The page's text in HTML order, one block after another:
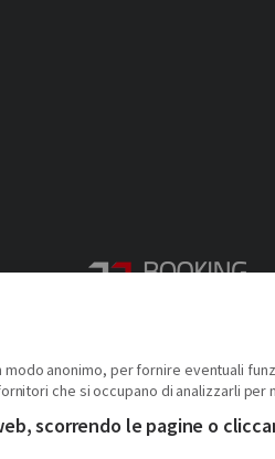
Via Giuseppe Pomba, 23, 10123,
Tel. (+39) 331 9879633
anonimo, per fornire eventuali
che si occupano di analizzarli per
scorrendo le pagine o